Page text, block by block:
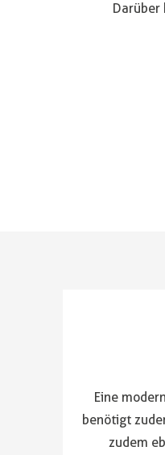
Darüber
Eine
benötigt
zudem